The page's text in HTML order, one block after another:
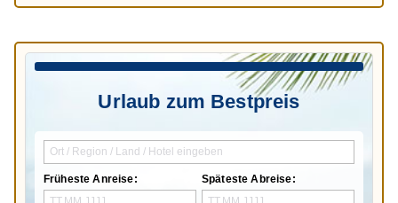
Urlaub zum Bestpreis
Früheste Anreise: Späteste Abreise: